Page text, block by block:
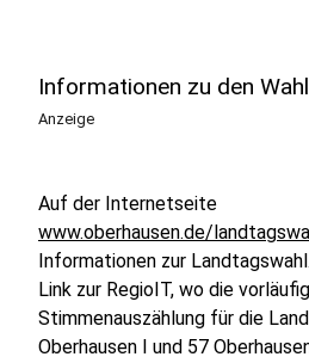
Informationen zu den
Anzeige
Auf der Internetseite
www.oberhausen.de/
Informationen zur
Link zur RegioIT, wo die
Stimmenauszählung für die
Oberhausen I und 57